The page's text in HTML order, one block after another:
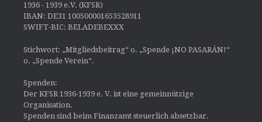
1936 - 1939 e.V. (KFSR)
IBAN: DE31 100500001653528911
SWIFT-BIC: BELADEBEXXX
Stichwort: „Mitgliedsbeitrag“ o. „Spende ¡NO PASARÁN!“
o. „Spende Verein“.
Spenden:
Der KFSR 1936-1939 e. V. ist eine gemeinnützige
Organisation.
Spenden sind beim Finanzamt steuerlich absetzbar.